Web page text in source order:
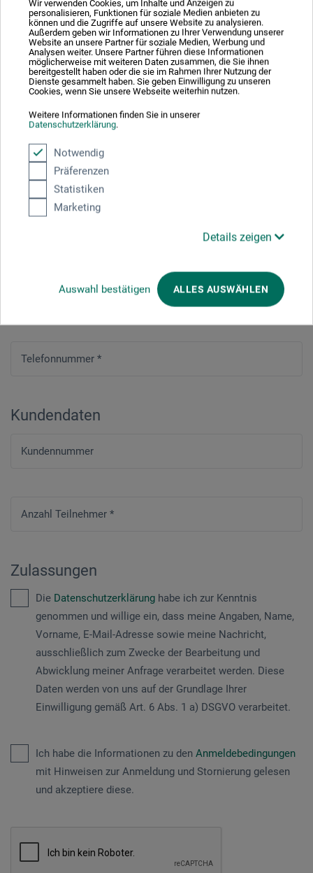
Wir verwenden Cookies, um Inhalte und Anzeigen zu
personalisieren, Funktionen für soziale Medien anbieten zu
können und die Zugriffe auf unsere Website zu analysieren.
Außerdem geben wir Informationen zu Ihrer Verwendung unserer
Website an unsere Partner für soziale Medien, Werbung und
Analysen weiter. Unsere Partner führen diese Informationen
möglicherweise mit weiteren Daten zusammen, die Sie ihnen
bereitgestellt haben oder die sie im Rahmen Ihrer Nutzung der
Dienste gesammelt haben. Sie geben Einwilligung zu unseren
Cookies, wenn Sie unsere Webseite weiterhin nutzen.
Weitere Informationen finden Sie in unserer
Datenschutzerklärung.
Notwendig
Präferenzen
Statistiken
Marketing
Details zeigen
Auswahl bestätigen ALLES AUSWÄHLEN
Hausnummer*
Telefonnummer *
Kundendaten
Kundennummer
Anzahl Teilnehmer *
Zulassungen
Die Datenschutzerklärung habe ich zur Kenntnis
genommen und willige ein, dass meine Angaben, Name,
Vorname, E-Mail-Adresse sowie meine Nachricht,
ausschließlich zum Zwecke der Bearbeitung und
Abwicklung meiner Anfrage verarbeitet werden. Diese
Daten werden von uns auf der Grundlage Ihrer
Einwilligung gemäß Art. 6 Abs. 1 a) DSGVO verarbeitet.
Ich habe die Informationen zu den Anmeldebedingungen
mit Hinweisen zur Anmeldung und Stornierung gelesen
und akzeptiere diese.